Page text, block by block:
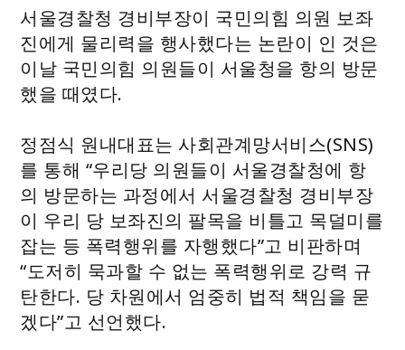
서울경찰청 경비부장이 국민의힘 의원 보좌
진에게 물리력을 행사했다는 논란이 인 것은
이날 국민의힘 의원들이 서울청을 항의 방문
했을 때였다.
정점식 원내대표는 사회관계망서비스(SNS)
를 통해 “우리당 의원들이 서울경찰청에 항
의 방문하는 과정에서 서울경찰청 경비부장
이 우리 당 보좌진의 팔목을 비틀고 목덜미를
잡는 등 폭력행위를 자행했다”고 비판하며
“도저히 묵과할 수 없는 폭력행위로 강력 규
탄한다. 당 차원에서 엄중히 법적 책임을 묻
겠다”고 선언했다.